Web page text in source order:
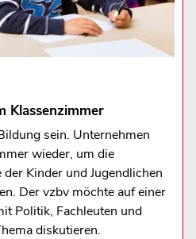
Klassenzimmer
sein. Unternehmen
wieder, um die
Kinder und Jugendlichen
Der vzbv möchte auf einer
Politik, Fachleuten und
diskutieren.